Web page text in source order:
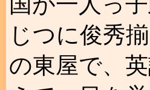
じつに俊秀
の東屋で、